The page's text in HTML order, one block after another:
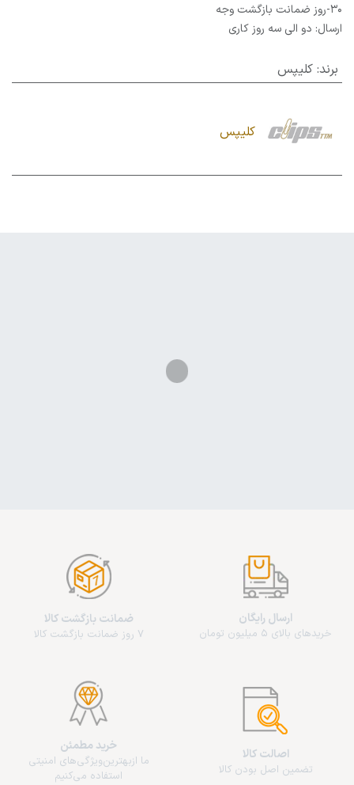
30-روز ضمانت بازگشت وجه
ارسال: دو الی سه روز کاری
برند: کلیپس
کلیپس
ارسال رایگان
خریدهای بالای 5 میلیون تومان
ضمانت بازگشت کالا
7 روز ضمانت بازگشت کالا
اصالت کالا
تضمین اصل بودن کالا
خرید مطمئن
ما از‌بهترین‌ویژگی‌های امنیتی
استفاده می‌کنیم